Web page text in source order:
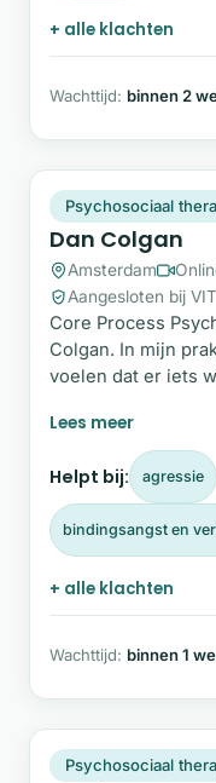
+ alle klachten
Wachttijd: binnen 2
Snel beschikbaar
Psychosociaal
Dan Colgan
Amsterdam
Aangesloten bij VIT
Core Process
Colgan. In mijn
voelen dat er iets
vrijheid, rust en
aanbied is
Process
gesprekstherapie
verbindt.
Helpt bij: agressie
bindingsangst en
+ alle klachten
Wachttijd: binnen 1
Plek beschikbaar
Psychosociaal